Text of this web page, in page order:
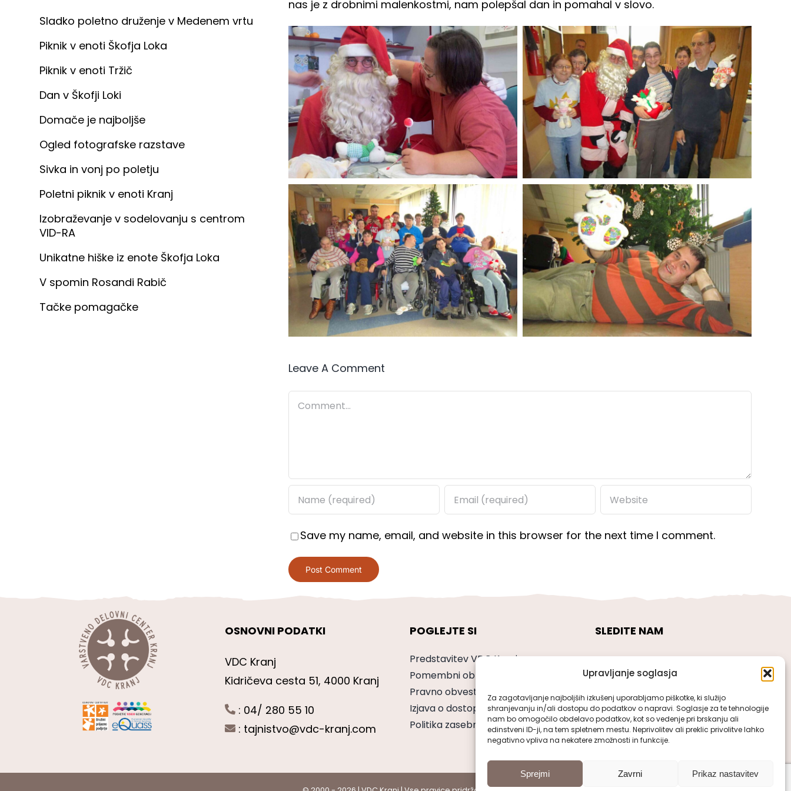
Upravljanje soglasja
Za zagotavljanje najboljših izkušenj uporabljamo piškotke, ki služijo
shranjevanju in/ali dostopu do podatkov o napravi. Soglasje za te tehnologije
nam bo omogočilo obdelavo podatkov, kot so vedenje pri brskanju ali
edinstveni ID-ji, na tem spletnem mestu. Neprivolitev ali preklic privolitve lahko
negativno vpliva na nekatere zmožnosti in funkcije.
Sprejmi Zavrni Prikaz nastavitev
Sladko poletno druženje v Medenem vrtu
Piknik v enoti Škofja Loka
Piknik v enoti Tržič
Dan v Škofji Loki
Domače je najboljše
Ogled fotografske razstave
Sivka in vonj po poletju
Poletni piknik v enoti Kranj
Izobraževanje v sodelovanju s centrom
VID-RA
Unikatne hiške iz enote Škofja Loka
V spomin Rosandi Rabič
Tačke pomagačke
nas je z drobnimi malenkostmi, nam polepšal dan in pomahal v slovo.
Leave A Comment
Comment
Save my name, email, and website in this browser for the next time I comment.
OSNOVNI PODATKI
VDC Kranj
Kidričeva cesta 51, 4000 Kranj
: 04/ 280 55 10
: tajnistvo@vdc-kranj.com
POGLEJTE SI
Predstavitev VDC Kranj
Pomembni obrazci
Pravno obvestilo
Izjava o dostopnosti
Politika zasebnosti
SLEDITE NAM